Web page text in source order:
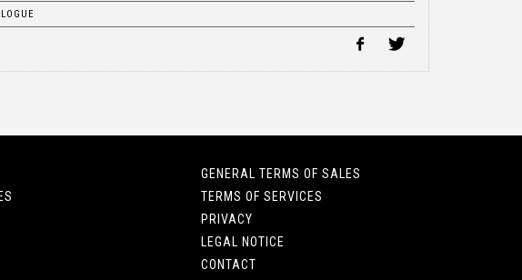
GENERAL TERMS OF SALES
TERMS OF SERVICES
PRIVACY
LEGAL NOTICE
CONTACT